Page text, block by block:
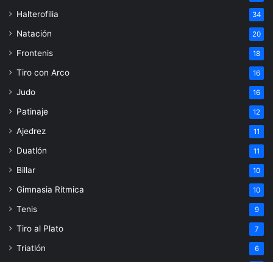
Halterofilia 34
Natación 20
Frontenis 18
Tiro con Arco 16
Judo 16
Patinaje 12
Ajedrez 11
Duatlón 11
Billar 10
Gimnasia Rítmica 10
Tenis 9
Tiro al Plato 7
Triatlón 6